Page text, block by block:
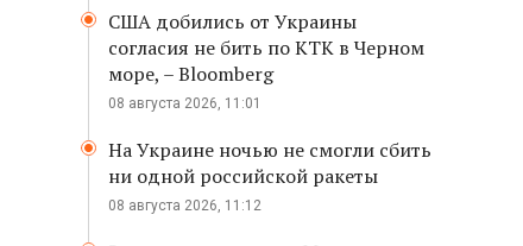
США добились от Украины
согласия не бить по КТК в Черном
море, – Bloomberg
08 августа 2026, 11:01
На Украине ночью не смогли сбить
ни одной российской ракеты
08 августа 2026, 11:12